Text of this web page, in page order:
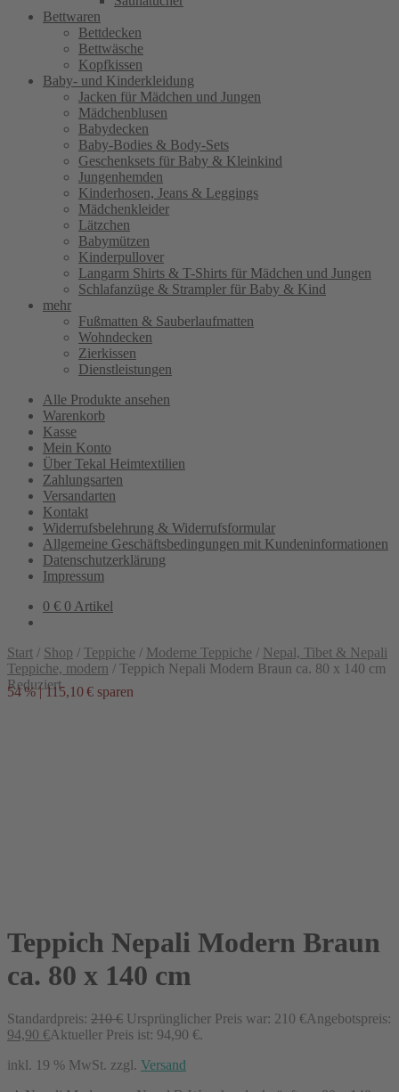
Bettwaren
Bettdecken
Bettwäsche
Kopfkissen
Baby- und Kinderkleidung
Jacken für Mädchen und Jungen
Mädchenblusen
Babydecken
Baby-Bodies & Body-Sets
Geschenksets für Baby & Kleinkind
Jungenhemden
Kinderhosen, Jeans & Leggings
Mädchenkleider
Lätzchen
Babymützen
Kinderpullover
Langarm Shirts & T-Shirts für Mädchen und Jungen
Schlafanzüge & Strampler für Baby & Kind
mehr
Fußmatten & Sauberlaufmatten
Wohndecken
Zierkissen
Dienstleistungen
Alle Produkte ansehen
Warenkorb
Kasse
Mein Konto
Über Tekal Heimtextilien
Zahlungsarten
Versandarten
Kontakt
Widerrufsbelehrung & Widerrufsformular
Allgemeine Geschäftsbedingungen mit Kundeninformationen
Datenschutzerklärung
Impressum
0 € 0 Artikel
Start / Shop / Teppiche / Moderne Teppiche / Nepal, Tibet & Nepali
Teppiche, modern / Teppich Nepali Modern Braun ca. 80 x 140 cm
Reduziert
54 % | 115,10 € sparen
Teppich Nepali Modern Braun
ca. 80 x 140 cm
Standardpreis: 210€ Ursprünglicher Preis war: 210 €Angebotspreis:
94,90 €Aktueller Preis ist: 94,90 €.
inkl. 19 % MwSt. zzgl. Versand